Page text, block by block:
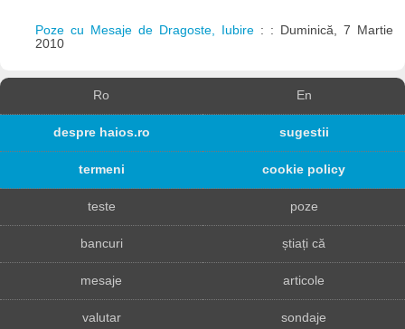
Poze cu Mesaje de Dragoste, Iubire : : Duminică, 7 Martie
2010
Ro En
despre haios.ro sugestii
termeni cookie policy
teste poze
bancuri știați că
mesaje articole
valutar sondaje